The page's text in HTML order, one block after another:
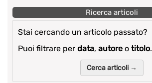
Ricerca articoli
Stai cercando un articolo passato?
Puoi filtrare per data, autore o titolo.
Cerca articoli →